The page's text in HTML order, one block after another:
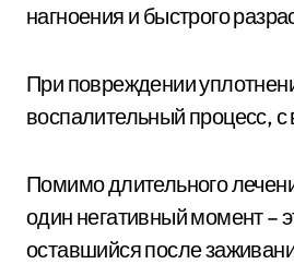
нагноения и быстрого
При повреждении
воспалительный процесс,
Помимо длительного
один негативный момент –
оставшийся после